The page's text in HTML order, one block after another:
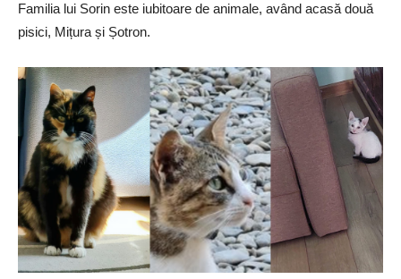
Familia lui Sorin este iubitoare de animale, având acasă două
pisici, Mițura și Șotron.